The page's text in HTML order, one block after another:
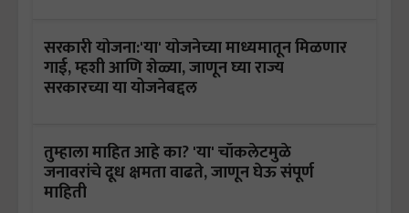
सरकारी योजना:'या' योजनेच्या माध्यमातून मिळणार
गाई, म्हशी आणि शेळ्या, जाणून घ्या राज्य
सरकारच्या या योजनेबद्दल
तुम्हाला माहित आहे का? 'या' चॉकलेटमुळे
जनावरांचे दूध क्षमता वाढते, जाणून घेऊ संपूर्ण
माहिती